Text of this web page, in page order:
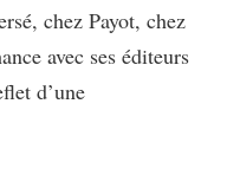
chez Payot, chez
avec ses éditeurs
d’une